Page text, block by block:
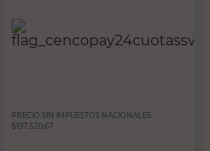
PRECIO SIN IMPUESTOS NACIONALES:
$197.520,67